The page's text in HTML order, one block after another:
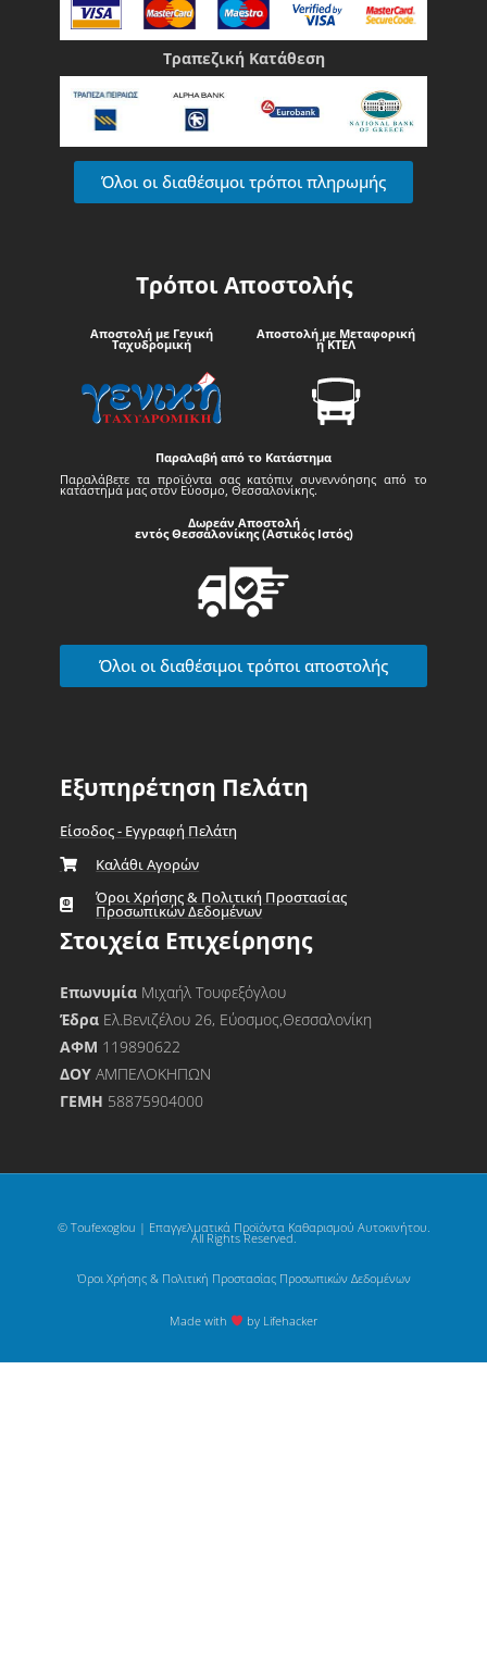
Τραπεζική Κατάθεση
Όλοι οι διαθέσιμοι τρόποι πληρωμής
Τρόποι Αποστολής
Αποστολή με Γενική
Ταχυδρομική
Αποστολή με Μεταφορική
ή ΚΤΕΛ
Παραλαβή από το Κατάστημα
Παραλάβετε τα προϊόντα σας κατόπιν συνεννόησης από το
κατάστημά μας στον Εύοσμο, Θεσσαλονίκης.
Δωρεάν Αποστολή
εντός Θεσσαλονίκης (Αστικός Ιστός)
Όλοι οι διαθέσιμοι τρόποι αποστολής
Εξυπηρέτηση Πελάτη
Είσοδος - Εγγραφή Πελάτη
Καλάθι Αγορών
Όροι Χρήσης & Πολιτική Προστασίας
Προσωπικών Δεδομένων
Στοιχεία Επιχείρησης
Επωνυμία Μιχαήλ Τουφεξόγλου
Έδρα Ελ.Βενιζέλου 26, Εύοσμος,Θεσσαλονίκη
ΑΦΜ 119890622
ΔΟΥΑΜΠΕΛΟΚΗΠΩΝ
ΓΕΜΗ 58875904000
© Toufexoglou | Επαγγελματικά Προϊόντα Καθαρισμού Αυτοκινήτου.
All Rights Reserved.
Όροι Χρήσης & Πολιτική Προστασίας Προσωπικών Δεδομένων
Made with by Lifehacker